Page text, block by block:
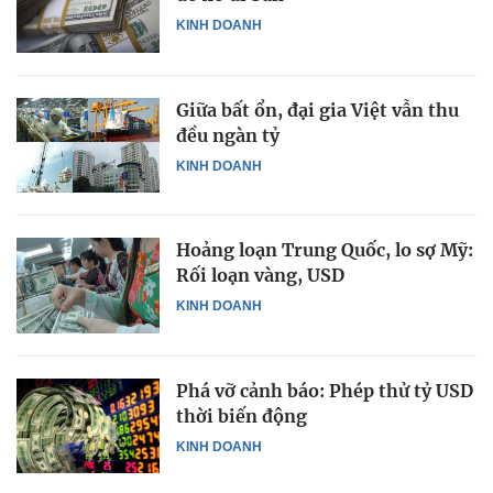
KINH DOANH
KINH DOANH
Giữa bất ổn, đại gia Việt vẫn thu
đều ngàn tỷ
KINH DOANH
Hoảng loạn Trung Quốc, lo sợ Mỹ:
Rối loạn vàng, USD
KINH DOANH
Phá vỡ cảnh báo: Phép thử tỷ USD
thời biến động